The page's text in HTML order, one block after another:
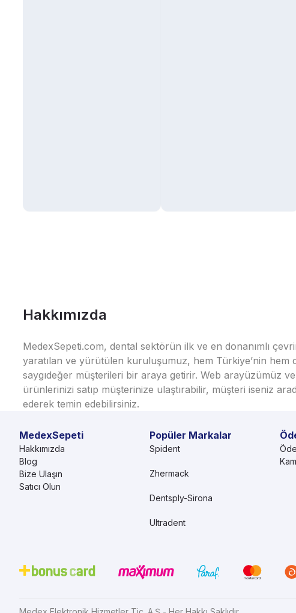
Hakkımızda
MedexSepeti.com, dental sektörün ilk ve en donanımlı
yaratılan ve yürütülen kuruluşumuz, hem Türkiye’nin hem
saygıdeğer müşterileri bir araya getirir. Web arayüzümüz
ürünlerinizi satıp müşterinize ulaştırabilir, müşteri iseniz
ederek temin edebilirsiniz.
MedexSepeti
Hakkımızda
Blog
Bize Ulaşın
Satıcı Olun
Popüler Markalar
Spident
Zhermack
Dentsply-Sirona
Ultradent